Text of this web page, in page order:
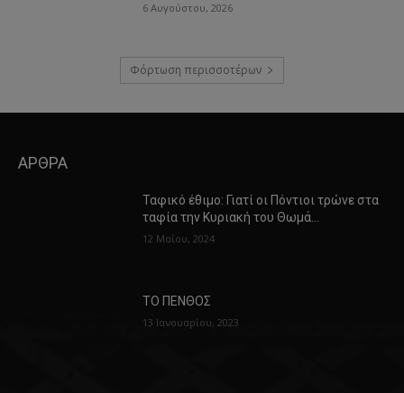
6 Αυγούστου, 2026
Φόρτωση περισσοτέρων
ΑΡΘΡΑ
Ταφικό έθιμο: Γιατί οι Πόντιοι τρώνε στα
ταφία την Κυριακή του Θωμά…
12 Μαΐου, 2024
ΤΟ ΠΕΝΘΟΣ
13 Ιανουαρίου, 2023